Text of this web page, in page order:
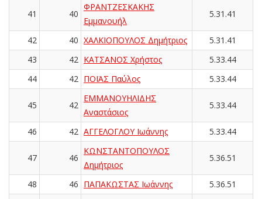
41 40
ΦΡΑΝΤΖΕΣΚΑΚΗΣ
Εμμανουήλ
5.31.41
42 40 ΧΑΛΚΙΟΠΟΥΛΟΣ Δημήτριος
5.31.41
43
42 ΚΑΤΣΑΝΟΣ Χρήστος
5.33.44
44
42 ΠΟΪΑΣ Παύλος 5.33.44
45 42
ΕΜΜΑΝΟΥΗΛΙΔΗΣ
Αναστάσιος
5.33.44
46 42 ΑΓΓΕΛΟΓΛΟΥ Ιωάννης 5.33.44
47 46
ΚΩΝΣΤΑΝΤΟΠΟΥΛΟΣ
Δημήτριος
5.36.51
48 46 ΠΑΠΑΚΩΣΤΑΣ Ιωάννης
5.36.51